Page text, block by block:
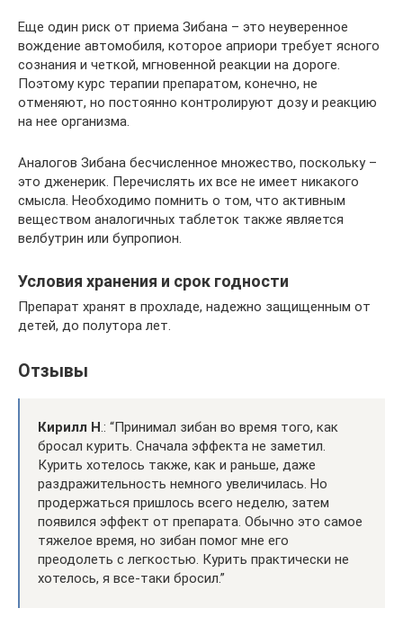
Еще один риск от приема Зибана – это неуверенное
вождение автомобиля, которое априори требует ясного
сознания и четкой, мгновенной реакции на дороге.
Поэтому курс терапии препаратом, конечно, не
отменяют, но постоянно контролируют дозу и реакцию
на нее организма.
Аналогов Зибана бесчисленное множество, поскольку –
это дженерик. Перечислять их все не имеет никакого
смысла. Необходимо помнить о том, что активным
веществом аналогичных таблеток также является
велбутрин или бупропион.
Условия хранения и срок годности
Препарат хранят в прохладе, надежно защищенным от
детей, до полутора лет.
Отзывы
Кирилл Н.: “Принимал зибан во время того, как
бросал курить. Сначала эффекта не заметил.
Курить хотелось также, как и раньше, даже
раздражительность немного увеличилась. Но
продержаться пришлось всего неделю, затем
появился эффект от препарата. Обычно это самое
тяжелое время, но зибан помог мне его
преодолеть с легкостью. Курить практически не
хотелось, я все-таки бросил.”